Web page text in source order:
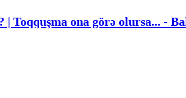
Toqquşma ona görə olursa... -